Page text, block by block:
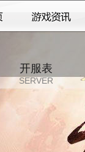
开服表
SERVER